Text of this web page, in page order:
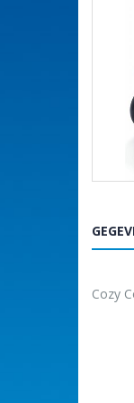
begin
van
gallerij
Cozy